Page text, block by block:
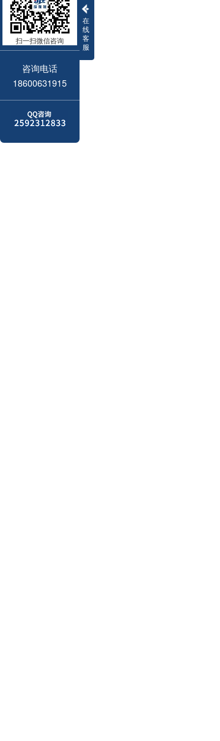
在
线
客
服
扫一扫微信咨询
咨询电话
18600631915